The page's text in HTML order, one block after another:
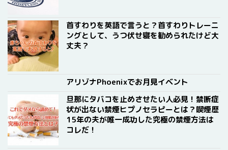
首すわりを英語で言うと？首すわりトレーニ
ングとして、うつ伏せ寝を勧められたけど大
丈夫？
アリゾナPhoenixでお月見イベント
旦那にタバコを止めさせたい人必見！禁断症
状が出ない禁煙ヒプノセラピーとは？喫煙歴
15年の夫が唯一成功した究極の禁煙方法は
コレだ！